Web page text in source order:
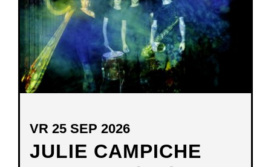
JULIE CAMPICHE
VR 25 SEP 2026